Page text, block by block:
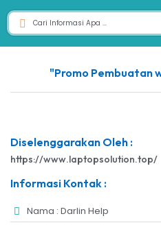
"Promo Pembuatan
Diselenggarakan Oleh :
https://www.laptopsolution.top/
Informasi Kontak :
Nama : Darlin Help